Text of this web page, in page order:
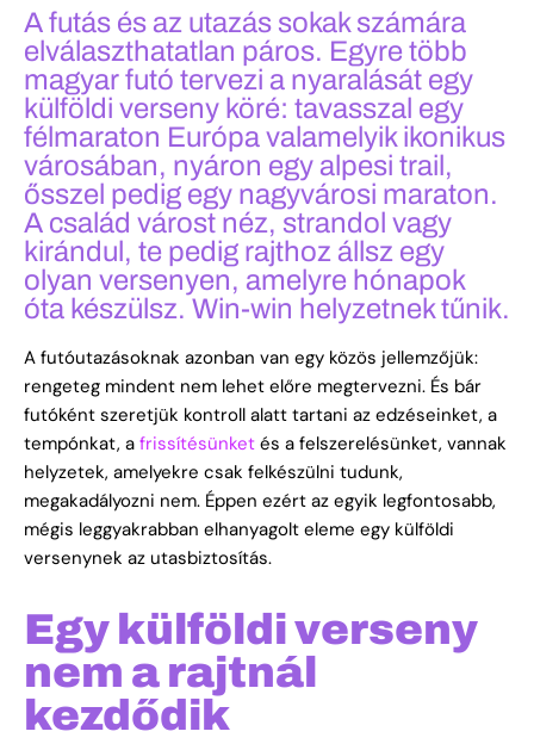
A futás és az utazás sokak számára
elválaszthatatlan páros. Egyre több
magyar futó tervezi a nyaralását egy
külföldi verseny köré: tavasszal egy
félmaraton Európa valamelyik ikonikus
városában, nyáron egy alpesi trail,
ősszel pedig egy nagyvárosi maraton.
A család várost néz, strandol vagy
kirándul, te pedig rajthoz állsz egy
olyan versenyen, amelyre hónapok
óta készülsz. Win-win helyzetnek tűnik.
A futóutazásoknak azonban van egy közös jellemzőjük:
rengeteg mindent nem lehet előre megtervezni. És bár
futóként szeretjük kontroll alatt tartani az edzéseinket, a
tempónkat, a frissítésünket és a felszerelésünket, vannak
helyzetek, amelyekre csak felkészülni tudunk,
megakadályozni nem. Éppen ezért az egyik legfontosabb,
mégis leggyakrabban elhanyagolt eleme egy külföldi
versenynek az utasbiztosítás.
Egy külföldi verseny
nem a rajtnál
kezdődik